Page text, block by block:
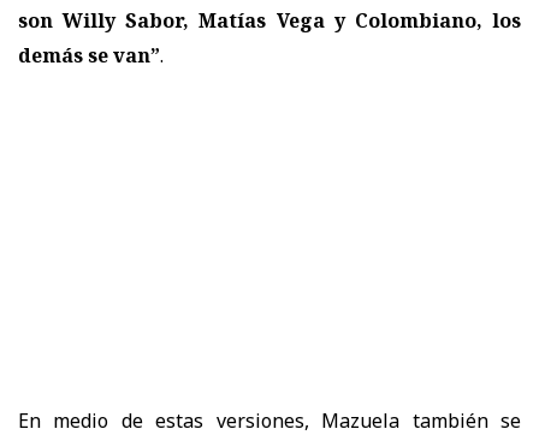
son Willy Sabor, Matías Vega y Colombiano, los
demás se van”.
En medio de estas versiones, Mazuela también se